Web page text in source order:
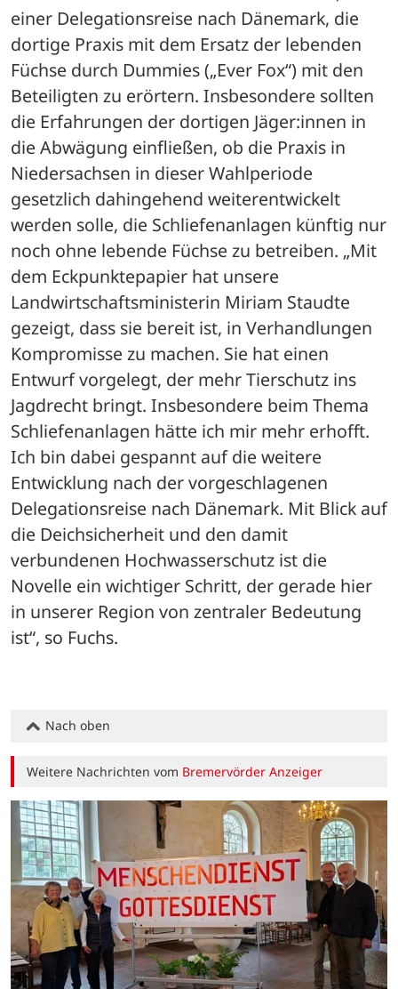
einer Delegationsreise nach Dänemark, die
dortige Praxis mit dem Ersatz der lebenden
Füchse durch Dummies („Ever Fox“) mit den
Beteiligten zu erörtern. Insbesondere sollten
die Erfahrungen der dortigen Jäger:innen in
die Abwägung einfließen, ob die Praxis in
Niedersachsen in dieser Wahlperiode
gesetzlich dahingehend weiterentwickelt
werden solle, die Schliefenanlagen künftig nur
noch ohne lebende Füchse zu betreiben. „Mit
dem Eckpunktepapier hat unsere
Landwirtschaftsministerin Miriam Staudte
gezeigt, dass sie bereit ist, in Verhandlungen
Kompromisse zu machen. Sie hat einen
Entwurf vorgelegt, der mehr Tierschutz ins
Jagdrecht bringt. Insbesondere beim Thema
Schliefenanlagen hätte ich mir mehr erhofft.
Ich bin dabei gespannt auf die weitere
Entwicklung nach der vorgeschlagenen
Delegationsreise nach Dänemark. Mit Blick auf
die Deichsicherheit und den damit
verbundenen Hochwasserschutz ist die
Novelle ein wichtiger Schritt, der gerade hier
in unserer Region von zentraler Bedeutung
ist“, so Fuchs.
Nach oben
Weitere Nachrichten vom Bremervörder Anzeiger